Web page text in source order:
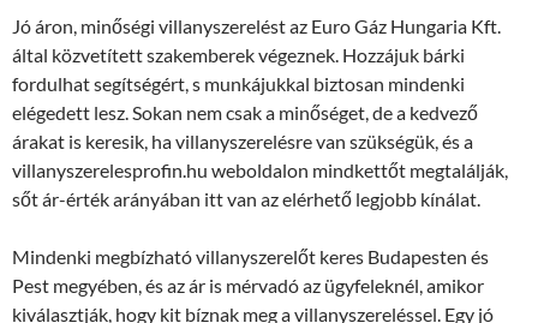
Jó áron, minőségi villanyszerelést az Euro Gáz Hungaria Kft.
által közvetített szakemberek végeznek. Hozzájuk bárki
fordulhat segítségért, s munkájukkal biztosan mindenki
elégedett lesz. Sokan nem csak a minőséget, de a kedvező
árakat is keresik, ha villanyszerelésre van szükségük, és a
villanyszerelesprofin.hu weboldalon mindkettőt megtalálják,
sőt ár-érték arányában itt van az elérhető legjobb kínálat.
Mindenki megbízható villanyszerelőt keres Budapesten és
Pest megyében, és az ár is mérvadó az ügyfeleknél, amikor
kiválasztják, hogy kit bíznak meg a villanyszereléssel. Egy jó